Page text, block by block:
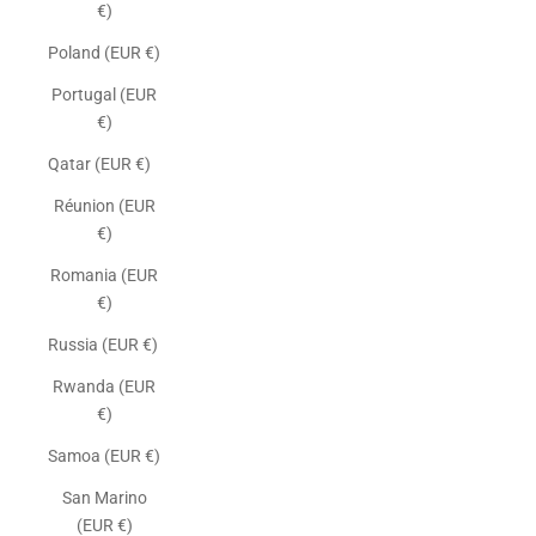
€)
Poland (EUR €)
Portugal (EUR
€)
Qatar (EUR €)
Réunion (EUR
€)
Romania (EUR
€)
Russia (EUR €)
Rwanda (EUR
€)
Samoa (EUR €)
San Marino
(EUR €)